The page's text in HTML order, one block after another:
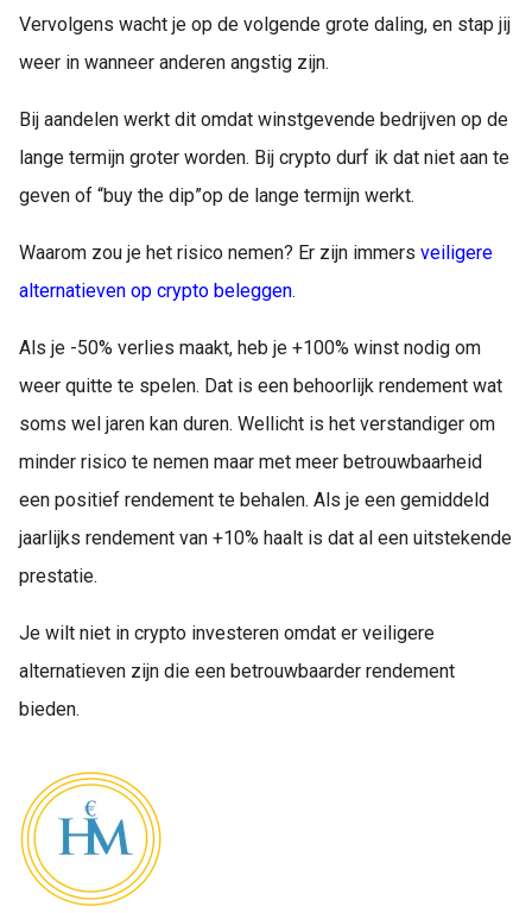
Vervolgens wacht je op de volgende grote daling, en stap jij
weer in wanneer anderen angstig zijn.
Bij aandelen werkt dit omdat winstgevende bedrijven op de
lange termijn groter worden. Bij crypto durf ik dat niet aan te
geven of “buy the dip”op de lange termijn werkt.
Waarom zou je het risico nemen? Er zijn immers veiligere
alternatieven op crypto beleggen.
Als je -50% verlies maakt, heb je +100% winst nodig om
weer quitte te spelen. Dat is een behoorlijk rendement wat
soms wel jaren kan duren. Wellicht is het verstandiger om
minder risico te nemen maar met meer betrouwbaarheid
een positief rendement te behalen. Als je een gemiddeld
jaarlijks rendement van +10% haalt is dat al een uitstekende
prestatie.
Je wilt niet in crypto investeren omdat er veiligere
alternatieven zijn die een betrouwbaarder rendement
bieden.